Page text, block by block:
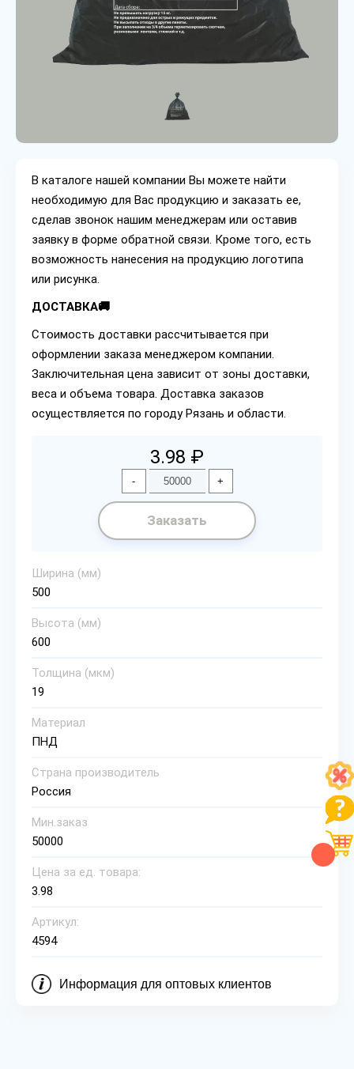
В каталоге нашей компании Вы можете найти
необходимую для Вас продукцию и заказать ее,
сделав звонок нашим менеджерам или оставив
заявку в форме обратной связи. Кроме того, есть
возможность нанесения на продукцию логотипа
или рисунка.
ДОСТАВКА🚚
Стоимость доставки рассчитывается при
оформлении заказа менеджером компании.
Заключительная цена зависит от зоны доставки,
веса и объема товара. Доставка заказов
осуществляется по городу Рязань и области.
3.98 ₽
- +
Заказать
Ширина (мм)
500
Высота (мм)
600
Толщина (мкм)
19
Материал
ПНД
Страна производитель
Россия
Мин.заказ
50000
Цена за ед. товара:
3.98
Артикул:
4594
Информация для оптовых клиентов